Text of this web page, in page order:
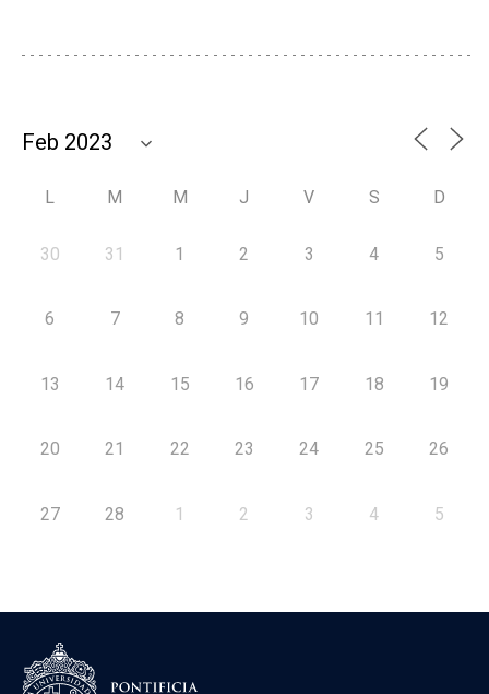
L M M J V S D
30 31 1 2 3 4 5
6 7 8 9 10 11 12
13 14 15 16 17 18 19
20 21 22 23 24 25 26
27 28 1 2 3 4 5